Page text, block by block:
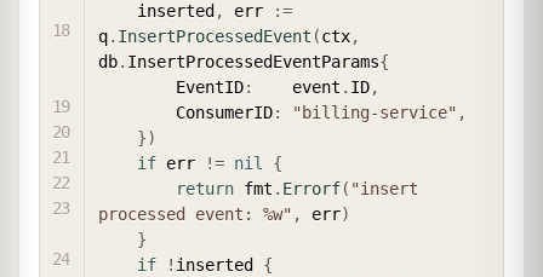
    inserted
, err
:=
q. InsertProcessedEvent (ctx,
db. InsertProcessedEventParams{
        EventID
:
    event
. ID,
        ConsumerID
: "billing-service" ,
})
if err != nil
{
return fmt . Errorf( "insert
processed event: %w" , err)
}
if
! inserted {